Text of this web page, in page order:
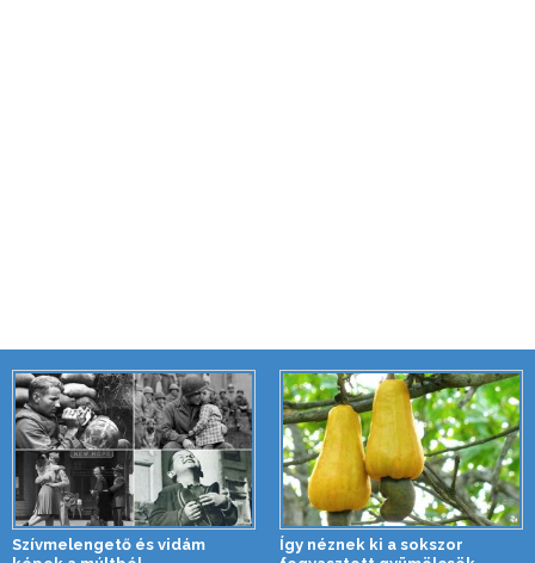
Szívmelengető és vidám
Így néznek ki a sokszor